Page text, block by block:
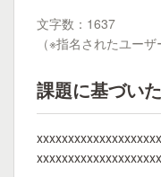
文字数：1637
（※指名されたユー
課題に基づい
xxxxxxxxxxxxxxxxxxxx